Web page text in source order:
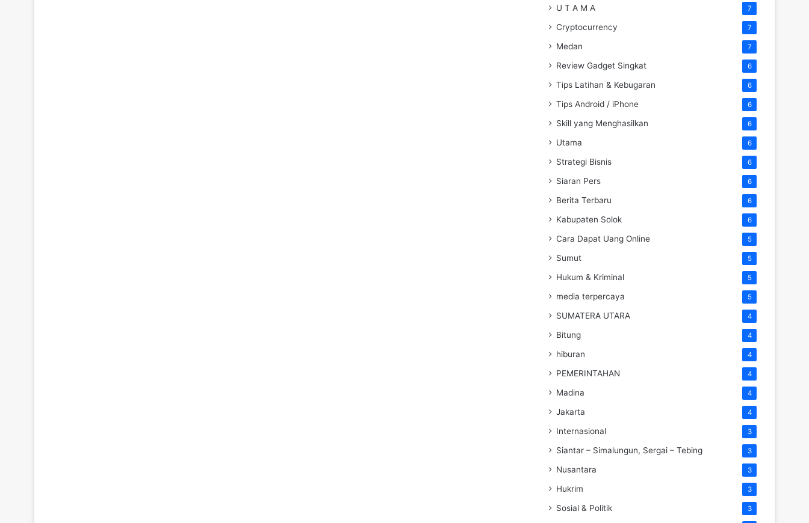
U T A M A 7
Cryptocurrency 7
Medan 7
Review Gadget Singkat 6
Tips Latihan & Kebugaran 6
Tips Android / iPhone 6
Skill yang Menghasilkan 6
Utama 6
Strategi Bisnis 6
Siaran Pers 6
Berita Terbaru 6
Kabupaten Solok 6
Cara Dapat Uang Online 5
Sumut 5
Hukum & Kriminal 5
media terpercaya 5
SUMATERA UTARA 4
Bitung 4
hiburan 4
PEMERINTAHAN 4
Madina 4
Jakarta 4
Internasional 3
Siantar – Simalungun, Sergai – Tebing 3
Nusantara 3
Hukrim 3
Sosial & Politik 3